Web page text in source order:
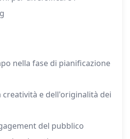
nella fase di pianificazione
e dell'originalità dei
del pubblico